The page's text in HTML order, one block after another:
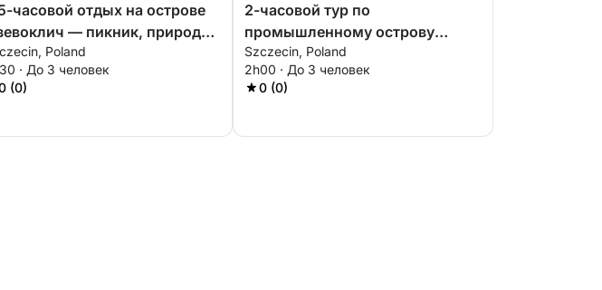
часовой отдых на острове
— пикник, природа
отдых
Poland
· До 3 человек
(0)
2-часовой тур по
промышленному острову
Яскулча – откройте для себя
забытую сторону Щецина
Szczecin, Poland
2h00 · До 3 человек
0 (0)